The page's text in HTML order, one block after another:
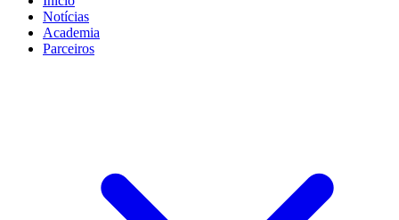
Notícias
Academia
Parceiros